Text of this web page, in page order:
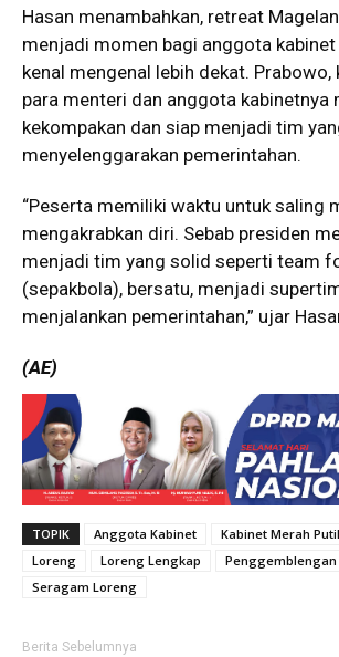
Hasan menambahkan, retreat
menjadi momen bagi anggota
kenal mengenal lebih dekat. Prabowo,
para menteri dan anggota kabinetnya
kekompakan dan siap menjadi tim
menyelenggarakan pemerintahan.
“Peserta memiliki waktu untuk saling
mengakrabkan diri. Sebab presiden
menjadi tim yang solid seperti team
(sepakbola), bersatu, menjadi
menjalankan pemerintahan,” ujar
(AE)
TOPIK Anggota Kabinet Kabinet Merah
Loreng
Loreng Lengkap Penggemblengan
Seragam Loreng
Berita Sebelumnya